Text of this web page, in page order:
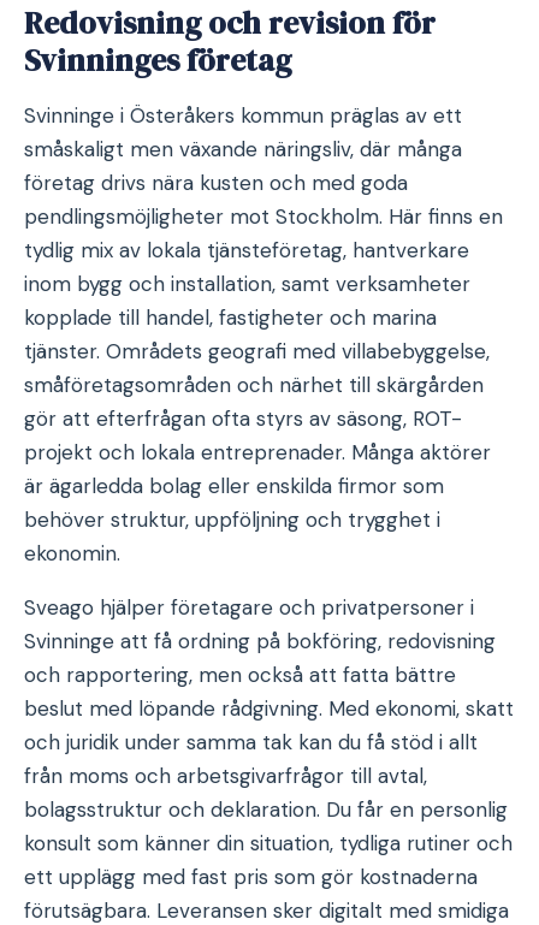
Redovisning och revision för
Svinninges företag
Svinninge i Österåkers kommun präglas av ett
småskaligt men växande näringsliv, där många
företag drivs nära kusten och med goda
pendlingsmöjligheter mot Stockholm. Här finns en
tydlig mix av lokala tjänsteföretag, hantverkare
inom bygg och installation, samt verksamheter
kopplade till handel, fastigheter och marina
tjänster. Områdets geografi med villabebyggelse,
småföretagsområden och närhet till skärgården
gör att efterfrågan ofta styrs av säsong, ROT-
projekt och lokala entreprenader. Många aktörer
är ägarledda bolag eller enskilda firmor som
behöver struktur, uppföljning och trygghet i
ekonomin.
Sveago hjälper företagare och privatpersoner i
Svinninge att få ordning på bokföring, redovisning
och rapportering, men också att fatta bättre
beslut med löpande rådgivning. Med ekonomi, skatt
och juridik under samma tak kan du få stöd i allt
från moms och arbetsgivarfrågor till avtal,
bolagsstruktur och deklaration. Du får en personlig
konsult som känner din situation, tydliga rutiner och
ett upplägg med fast pris som gör kostnaderna
förutsägbara. Leveransen sker digitalt med smidiga